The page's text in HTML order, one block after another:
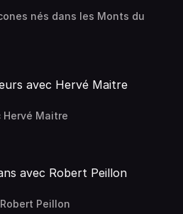
nés dans les Monts du
avec Hervé Maitre
Hervé Maitre
avec Robert Peillon
Peillon